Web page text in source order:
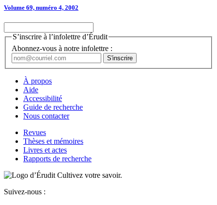
Volume 69, numéro 4, 2002
S’inscrire à l’infolettre d’Érudit
Abonnez-vous à notre infolettre :
À propos
Aide
Accessibilité
Guide de recherche
Nous contacter
Revues
Thèses et mémoires
Livres et actes
Rapports de recherche
Cultivez votre savoir.
Suivez-nous :